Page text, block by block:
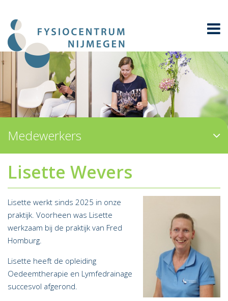
Medewerkers
Lisette Wevers
Lisette werkt sinds 2025 in onze
praktijk. Voorheen was Lisette
werkzaam bij de praktijk van Fred
Homburg.
Lisette heeft de opleiding
Oedeemtherapie en Lymfedrainage
succesvol afgerond.